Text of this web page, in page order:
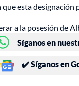
esta
a la posesión de
Síganos en
✔️ Síganos en